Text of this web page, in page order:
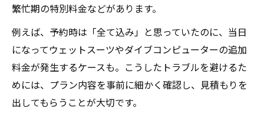
繁忙期の特別料金などがあります。
例えば、予約時は「全て込み」と思っていたのに、当日
になってウェットスーツやダイブコンピューターの追加
料金が発生するケースも。こうしたトラブルを避けるた
めには、プラン内容を事前に細かく確認し、見積もりを
出してもらうことが大切です。